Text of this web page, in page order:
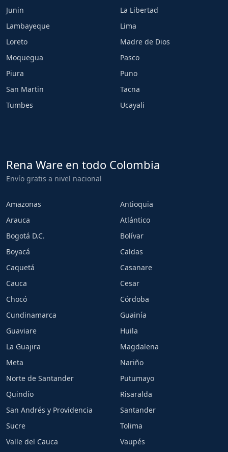
Junin
La Libertad
Lambayeque
Lima
Loreto
Madre de Dios
Moquegua
Pasco
Piura
Puno
San Martin
Tacna
Tumbes
Ucayali
Rena Ware en todo Colombia
Envío gratis a nivel nacional
Amazonas
Antioquia
Arauca
Atlántico
Bogotá D.C.
Bolívar
Boyacá
Caldas
Caquetá
Casanare
Cauca
Cesar
Chocó
Córdoba
Cundinamarca
Guainía
Guaviare
Huila
La Guajira
Magdalena
Meta
Nariño
Norte de Santander
Putumayo
Quindío
Risaralda
San Andrés y Providencia
Santander
Sucre
Tolima
Valle del Cauca
Vaupés